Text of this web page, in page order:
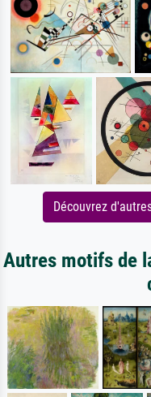
Découvrez
Autres motifs de